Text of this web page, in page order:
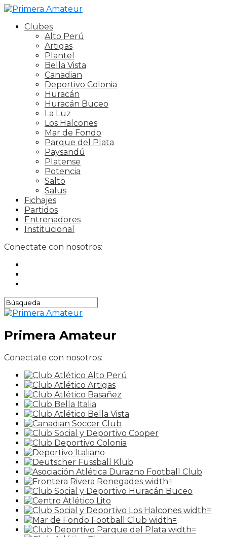
Clubes
Alto Perú
Artigas
Plantel
Bella Vista
Canadian
Deportivo Colonia
Huracán
Huracán Buceo
La Luz
Los Halcones
Mar de Fondo
Parque del Plata
Paysandú
Platense
Potencia
Salto
Salus
Fichajes
Partidos
Entrenadores
Institucional
Conectate con nosotros:
Primera Amateur
Conectate con nosotros: